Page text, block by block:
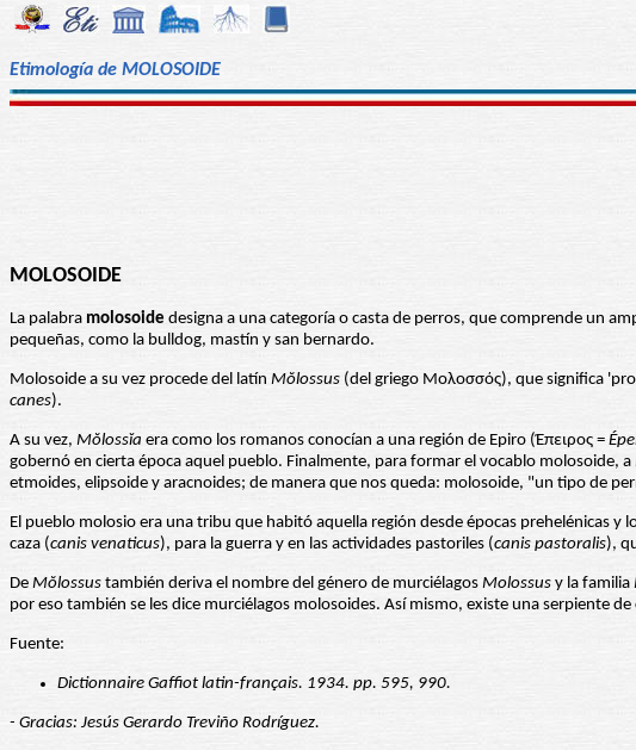
Etimología de MOLOSOIDE
MOLOSOIDE
La palabra molosoide designa a una categoría o casta de perros, que comprende un
pequeñas, como la bulldog, mastín y san bernardo.
Molosoide a su vez procede del latín Mŏlossus (del griego Μολοσσός), que significa
canes).
A su vez, Mŏlossĭa era como los romanos conocían a una región de Epiro (Έπειρος =
gobernó en cierta época aquel pueblo. Finalmente, para formar el vocablo molosoide, a
etmoides, elipsoide y aracnoides; de manera que nos queda: molosoide, "un tipo de
El pueblo molosio era una tribu que habitó aquella región desde épocas prehelénicas
caza (canis venaticus), para la guerra y en las actividades pastoriles (canis pastoralis),
De Mŏlossus también deriva el nombre del género de murciélagos Molossus y la familia
por eso también se les dice murciélagos molosoides. Así mismo, existe una serpiente
Fuente:
Dictionnaire Gaffiot latin-français. 1934. pp. 595, 990.
- Gracias: Jesús Gerardo Treviño Rodríguez.